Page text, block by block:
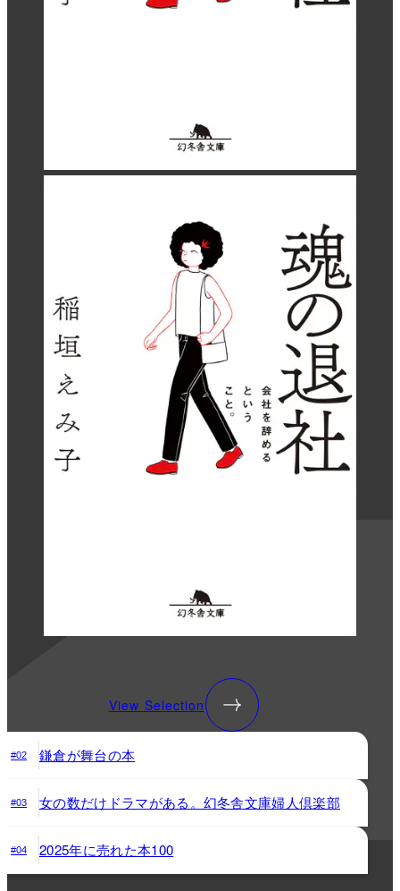
View Selection
#02 鎌倉が舞台の本
#03 女の数だけドラマがある。幻冬舎文庫婦人倶楽部
#04 2025年に売れた本100